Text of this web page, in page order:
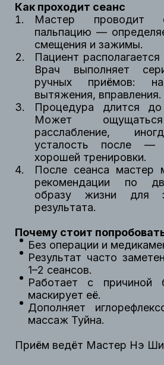
Как проходит сеанс
Мастер проводит
пальпацию —
смещения и зажимы.
Пациент
Врач выполняет
ручных приёмов:
вытяжения, вправления.
Процедура длится
Может
расслабление,
усталость после —
хорошей тренировки.
После сеанса мастер
рекомендации по
образу жизни для
результата.
Почему стоит
Без операции и
Результат часто
1–2 сеансов.
Работает с
маскирует её.
Дополняет
массаж Туйна.
Приём ведёт Мастер Нэ